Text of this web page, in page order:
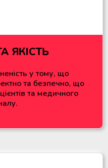
ЯКІСТЬ
у тому, що
та безпечно, що
та медичного